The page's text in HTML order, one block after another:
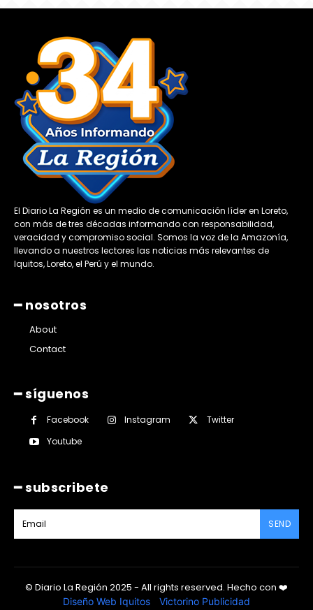
El Diario La Región es un medio de comunicación líder en Loreto,
con más de tres décadas informando con responsabilidad,
veracidad y compromiso social. Somos la voz de la Amazonía,
llevando a nuestros lectores las noticias más relevantes de
Iquitos, Loreto, el Perú y el mundo.
━ nosotros
About
Contact
━ síguenos
Facebook Instagram
Twitter
Youtube
━ subscribete
SEND
© Diario La Región 2025 - All rights reserved. Hecho con ❤️
Diseño Web Iquitos Victorino Publicidad